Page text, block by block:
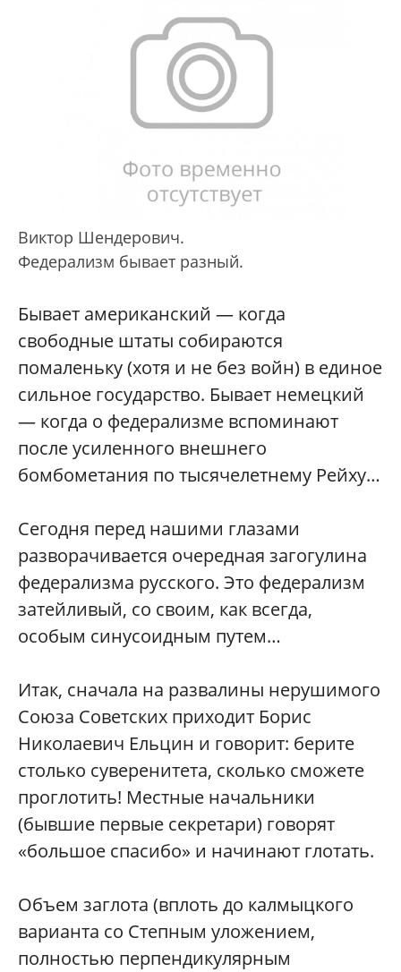
Виктор Шендерович.
Федерализм бывает разный.
Бывает американский — когда
свободные штаты собираются
помаленьку (хотя и не без войн) в единое
сильное государство. Бывает немецкий
— когда о федерализме вспоминают
после усиленного внешнего
бомбометания по тысячелетнему Рейху…
Сегодня перед нашими глазами
разворачивается очередная загогулина
федерализма русского. Это федерализм
затейливый, со своим, как всегда,
особым синусоидным путем…
Итак, сначала на развалины нерушимого
Союза Советских приходит Борис
Николаевич Ельцин и говорит: берите
столько суверенитета, сколько сможете
проглотить! Местные начальники
(бывшие первые секретари) говорят
«большое спасибо» и начинают глотать.
Объем заглота (вплоть до калмыцкого
варианта со Степным уложением,
полностью перпендикулярным